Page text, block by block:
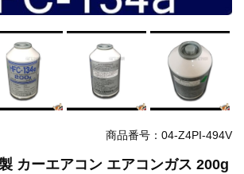
商品番号：04-Z4PI-494V
カーエアコン エアコンガス 200g